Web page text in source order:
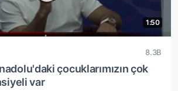
1:50
8.3B
çocuklarımızın çok
var